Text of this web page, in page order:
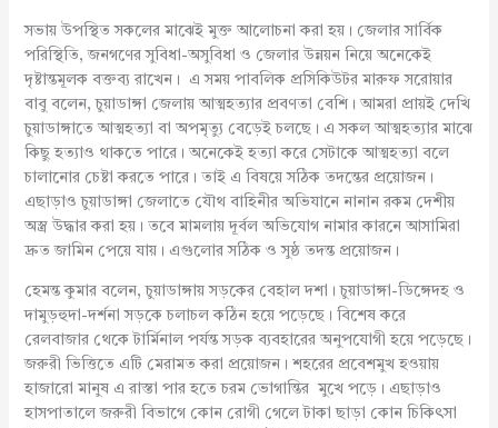
সভায় উপস্থিত সকলের মাঝেই মুক্ত আলোচনা করা হয়। জেলার সার্বিক
পরিস্থিতি, জনগণের সুবিধা-অসুবিধা ও জেলার উন্নয়ন নিয়ে অনেকেই
দৃষ্টান্তমূলক বক্তব্য রাখেন। এ সময় পাবলিক প্রসিকিউটর মারুফ সরোয়ার
বাবু বলেন, চুয়াডাঙ্গা জেলায় আত্মহত্যার প্রবণতা বেশি। আমরা প্রায়ই দেখি
চুয়াডাঙ্গাতে আত্মহত্যা বা অপমৃত্যু বেড়েই চলছে। এ সকল আত্মহত্যার মাঝে
কিছু হত্যাও থাকতে পারে। অনেকেই হত্যা করে সেটাকে আত্মহত্যা বলে
চালানোর চেষ্টা করতে পারে। তাই এ বিষয়ে সঠিক তদন্তের প্রয়োজন।
এছাড়াও চুয়াডাঙ্গা জেলাতে যৌথ বাহিনীর অভিযানে নানান রকম দেশীয়
অস্ত্র উদ্ধার করা হয়। তবে মামলায় দূর্বল অভিযোগ নামার কারনে আসামিরা
দ্রুত জামিন পেয়ে যায়। এগুলোর সঠিক ও সুষ্ঠ তদন্ত প্রয়োজন।
হেমন্ত কুমার বলেন, চুয়াডাঙ্গায় সড়কের বেহাল দশা। চুয়াডাঙ্গা-ডিঙ্গেদহ ও
দামুড়হুদা-দর্শনা সড়কে চলাচল কঠিন হয়ে পড়েছে। বিশেষ করে
রেলবাজার থেকে টার্মিনাল পর্যন্ত সড়ক ব্যবহারের অনুপযোগী হয়ে পড়েছে।
জরুরী ভিত্তিতে এটি মেরামত করা প্রয়োজন। শহরের প্রবেশমুখ হওয়ায়
হাজারো মানুষ এ রাস্তা পার হতে চরম ভোগান্তির মুখে পড়ে। এছাড়াও
হাসপাতালে জরুরী বিভাগে কোন রোগী গেলে টাকা ছাড়া কোন চিকিৎসা